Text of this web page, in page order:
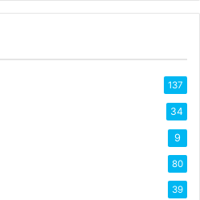
137
34
9
80
39